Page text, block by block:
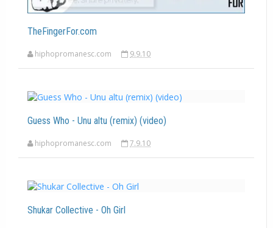
TheFingerFor.com
hiphopromanesc.com 9.9.10
Guess Who - Unu altu (remix) (video)
hiphopromanesc.com 7.9.10
Shukar Collective - Oh Girl